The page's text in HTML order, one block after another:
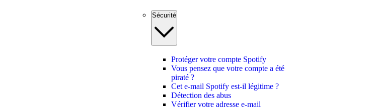
Sécurité
Protéger votre compte Spotify
Vous pensez que votre compte a été
piraté ?
Cet e-mail Spotify est-il légitime ?
Détection des abus
Vérifier votre adresse e-mail